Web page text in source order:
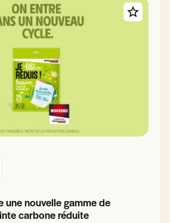
une nouvelle gamme de
carbone réduite